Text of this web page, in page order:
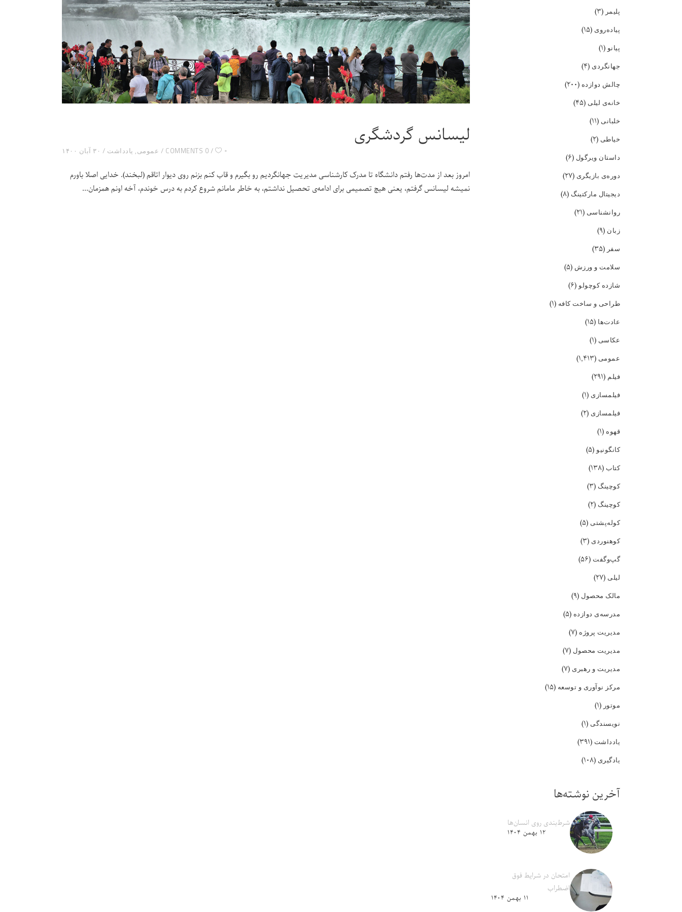
لیسانس گردشگری
۳۰ آبان ۱۴۰۰ عمومی, یادداشت 0 COMMENTS ۰
امروز بعد از مدت‌ها رفتم دانشگاه تا مدرک کارشناسی مدیریت جهانگردیم رو بگیرم و قاب کنم بزنم روی دیوار اتاقم (لبخند). خدایی اصلا باورم
نمیشه لیسانس گرفتم، یعنی هیچ تصمیمی برای ادامه‌ی تحصیل نداشتم، به خاطر مامانم شروع کردم به درس خوندم، آخه اونم همزمان
پلیمر(۳)
پیاده‌روی (۱۵)
پیانو(۱)
جهانگردی (۴)
چالش دوازده (۲۰۰)
خانه‌ی لیلی (۴۵)
خلبانی (۱۱)
خیاطی (۲)
داستان ویرگول (۶)
دوره‌ی بازیگری (۲۷)
دیجیتال مارکتینگ (۸)
روانشناسی (۲۱)
زبان (۹)
سفر(۳۵)
سلامت و ورزش (۵)
شازده کوچولو(۶)
طراحی و ساخت کافه (۱)
عادت‌ها (۱۵)
عکاسی (۱)
عمومی (۱,۴۱۳)
فیلم (۲۹۱)
فیلمسازی (۱)
فیلمسازی (۲)
قهوه (۱)
کانگونیو(۵)
کتاب (۱۳۸)
کوچینگ (۳)
کوچینگ (۲)
کوله‌پشتی (۵)
کوهنوردی (۳)
گپ‌و‌گفت (۵۶)
لیلی (۲۷)
مالک محصول (۹)
مدرسه‌ی دوازده (۵)
مدیریت پروژه (۷)
مدیریت محصول (۷)
مدیریت و رهبری (۷)
مرکز نوآوری و توسعه (۱۵)
موتور(۱)
نویسندگی (۱)
یادداشت (۳۹۱)
یادگیری (۱۰۸)
آخرین نوشته‌ها
شرط‌بندی روی انسان‌ها
۱۲ بهمن ۱۴۰۴
امتحان در شرایط فوق
اضطراب
۱۱ بهمن ۱۴۰۴